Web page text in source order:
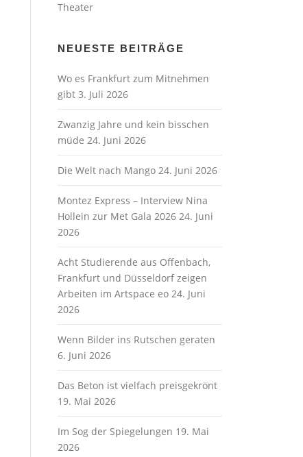
Theater
NEUESTE BEITRÄGE
Wo es Frankfurt zum Mitnehmen
gibt 3. Juli 2026
Zwanzig Jahre und kein bisschen
müde 24. Juni 2026
Die Welt nach Mango 24. Juni 2026
Montez Express – Interview Nina
Hollein zur Met Gala 2026 24. Juni
2026
Acht Studierende aus Offenbach,
Frankfurt und Düsseldorf zeigen
Arbeiten im Artspace eo 24. Juni
2026
Wenn Bilder ins Rutschen geraten
6. Juni 2026
Das Beton ist vielfach preisgekrönt
19. Mai 2026
Im Sog der Spiegelungen 19. Mai
2026